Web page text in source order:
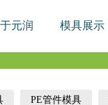
元润 模具展示
PE管件模具